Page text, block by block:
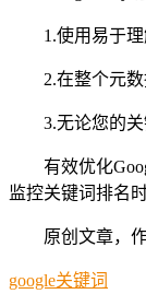
1.使用易于理
2.在整个元
3.无论您的
有效优化
监控关键词排名
原创文章，
google关键词